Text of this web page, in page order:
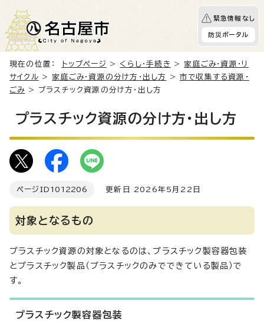
緊急情報なし
防災ポータル
現在の位置： トップページ > くらし・手続き > 家庭ごみ・資源・リ
サイクル > 家庭ごみ・資源の分け方・出し方 >市で収集する資源・
ごみ > プラスチック資源の分け方・出し方
プラスチック資源の分け方・出し方
ページID 1012206 更新日 2026年5月22日
対象となるもの
プラスチック資源の対象となるのは、プラスチック製容器包装
とプラスチック製品（プラスチックのみでできている製品）で
す。
プラスチック製容器包装